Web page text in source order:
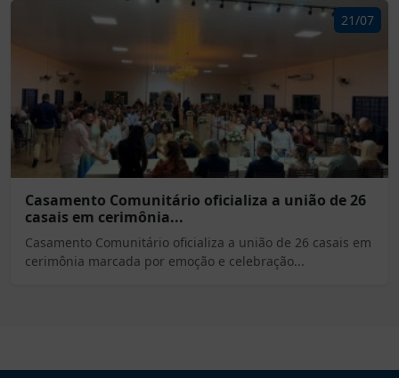
21/07
Casamento Comunitário oficializa a união de 26
casais em cerimônia...
Casamento Comunitário oficializa a união de 26 casais em
cerimônia marcada por emoção e celebração...